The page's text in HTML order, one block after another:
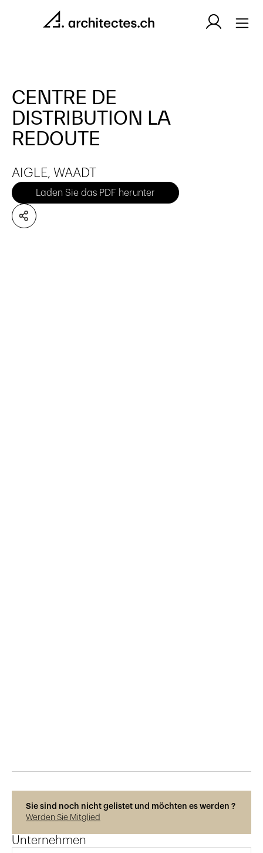
CENTRE DE
DISTRIBUTION LA
REDOUTE
AIGLE, WAADT
Laden Sie das PDF herunter
Sie sind noch nicht gelistet und möchten es werden ?
Werden Sie Mitglied
Unternehmen